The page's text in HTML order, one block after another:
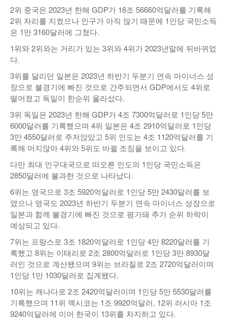
2위 중국은 2023년 한해 GDP가 18조 56660억달러를 기록해
2위 자리를 지켰으나 인구가 아직 많기 때문에 1인당 국민소득
은 1만 3160달러에 그쳤다.
1위와 2위와는 거리가 있는 3위와 4위가 2023년말에 뒤바뀌었
다.
3위를 달리던 일본은 2023년 하반기 두분기 연속 마이너스 성
장으로 불경기에 빠진 것으로 간주되면서 GDP에서도 4위로
떨어졌고 독일이 한순위 올라섰다.
3위 독일은 2023년 한해 GDP가 4조 7300억달러로 1인당 5만
6000달러를 기록했으며 4위 일본은 4조 2910억달러로 1인당
3만 4550달러로 주저앉았고 5위 인도는 4조 1120억달러를 기
록해 머지않아 4위와 5위도 바뀔 조짐을 보이고 있다.
다만 최대 인구대국으로 떠오른 인도의 1인당 국민소득은
2850달러에 불과한 것으로 나타났다.
6위는 영국으로 3조 5920억달러로 1인당 5만 2430달러를 보
였으나 영국도 2023년 하반기 두분기 연속 마이너스 성장으로
일본과 함께 불경기에 빠진 것으로 평가돼 추가 순위 하락이
예상되고 있다.
7위는 프랑스로 3조 1820억달러로 1인당 4만 8220달러를 기
록했고 8위는 이태리로 2조 2800억달러로 1인당 3만 8930달
러인 것으로 계산됐으며 9위는 브라질로 2조 2720억달러이며
1인당 1만 1030달러로 집계됐다.
10위는 캐나다로 2조 2420억달러이며 1인당 5만 5530달러를
기록했으며 11위 멕시코는 1조 9920억달러, 12위 러시아 1조
9240억달러에 이어 한국이 13위를 차지하고 있다.